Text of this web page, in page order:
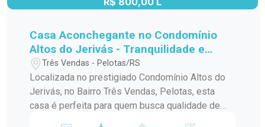
Casa Aconchegante no Condomínio
Altos do Jerivás - Tranquilidade e
Conforto no Bairro Três Vendas!
Três Vendas - Pelotas/RS
Localizada no prestigiado Condomínio Altos do
Jerivás, no Bairro Três Vendas, Pelotas, esta
casa é perfeita para quem busca qualidade de